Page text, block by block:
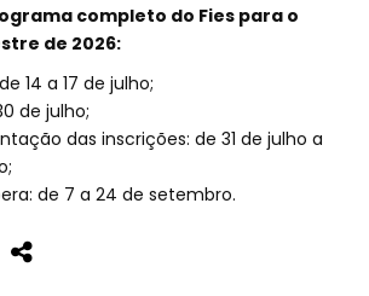
completo do Fies para o
de 2026:
14 a 17 de julho;
de julho;
das inscrições: de 31 de julho a
de 7 a 24 de setembro.